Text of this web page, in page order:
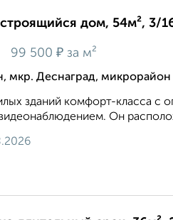
дом, 54м², 3/
99 500 ₽ за м²
мкр. Деснаград, микрорайон
зданий комфорт-класса с
Он